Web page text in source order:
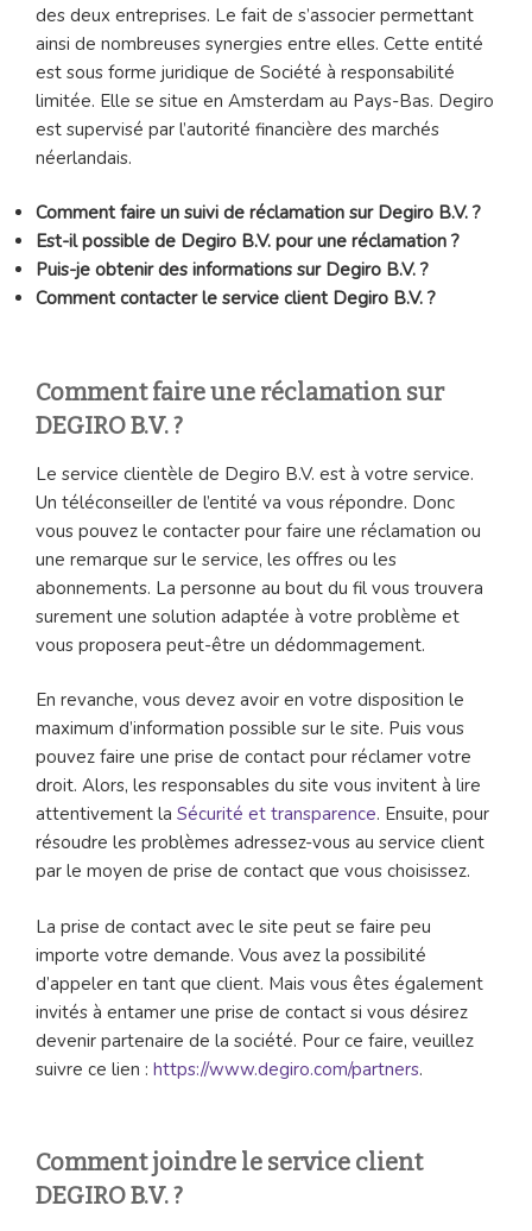
des deux entreprises. Le fait de s’associer permettant
ainsi de nombreuses synergies entre elles. Cette entité
est sous forme juridique de Société à responsabilité
limitée. Elle se situe en Amsterdam au Pays-Bas. Degiro
est supervisé par l’autorité financière des marchés
néerlandais.
Comment faire un suivi de réclamation sur Degiro B.V. ?
Est-il possible de Degiro B.V. pour une réclamation ?
Puis-je obtenir des informations sur Degiro B.V. ?
Comment contacter le service client Degiro B.V. ?
Comment faire une réclamation sur
DEGIRO B.V. ?
Le service clientèle de Degiro B.V. est à votre service.
Un téléconseiller de l’entité va vous répondre. Donc
vous pouvez le contacter pour faire une réclamation ou
une remarque sur le service, les offres ou les
abonnements. La personne au bout du fil vous trouvera
surement une solution adaptée à votre problème et
vous proposera peut-être un dédommagement.
En revanche, vous devez avoir en votre disposition le
maximum d’information possible sur le site. Puis vous
pouvez faire une prise de contact pour réclamer votre
droit. Alors, les responsables du site vous invitent à lire
attentivement la Sécurité et transparence. Ensuite, pour
résoudre les problèmes adressez-vous au service client
par le moyen de prise de contact que vous choisissez.
La prise de contact avec le site peut se faire peu
importe votre demande. Vous avez la possibilité
d’appeler en tant que client. Mais vous êtes également
invités à entamer une prise de contact si vous désirez
devenir partenaire de la société. Pour ce faire, veuillez
suivre ce lien : https://www.degiro.com/partners.
Comment joindre le service client
DEGIRO B.V. ?